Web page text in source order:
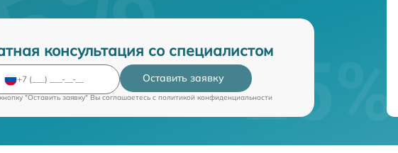
консультация со специалистом
Оставить заявку
"Оставить заявку" Вы соглашаетесь c политикой конфиденциальности